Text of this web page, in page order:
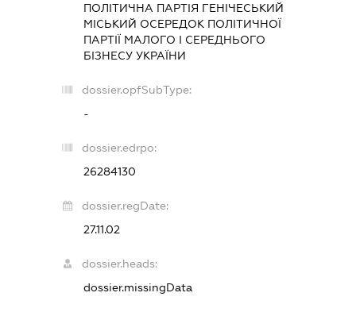
ПОЛІТИЧНА ПАРТІЯ ГЕНІЧЕСЬКИЙ
МІСЬКИЙ ОСЕРЕДОК ПОЛІТИЧНОЇ
ПАРТІЇ МАЛОГО І СЕРЕДНЬОГО
БІЗНЕСУ УКРАЇНИ
dossier.opfSubType:
-
dossier.edrpo:
26284130
dossier.regDate:
27.11.02
dossier.heads:
dossier.missingData